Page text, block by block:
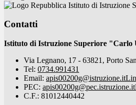
Istituto di Istruzione
Contatti
Istituto di Istruzione Superiore "Carlo
Via Legnano, 17 - 63821, Porto
Tel: 0734.991431
Email: apis00200g@istruzione.it
PEC: apis00200g@pec.istruzione.it
C.F.: 81012440442